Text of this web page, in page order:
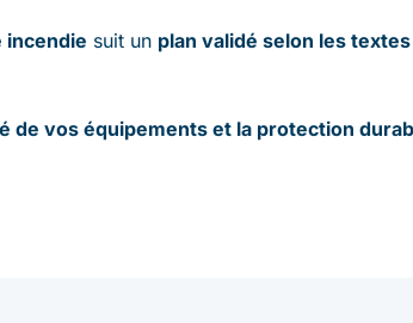
incendie suit un plan validé selon les
de vos équipements et la protection